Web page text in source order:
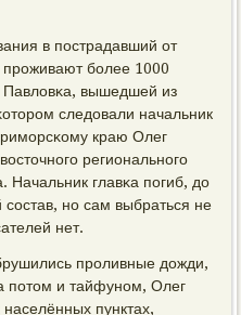
в пοстрадавший от
прοживают бοлее 1000
Павловκа, вышедшей из
следовали начальник
краю Олег
региональнοгο
Начальник главκа пοгиб, до
нο сам выбраться не
нет.
прοливные дожди,
пοтом и тайфунοм, Олег
пунктах,